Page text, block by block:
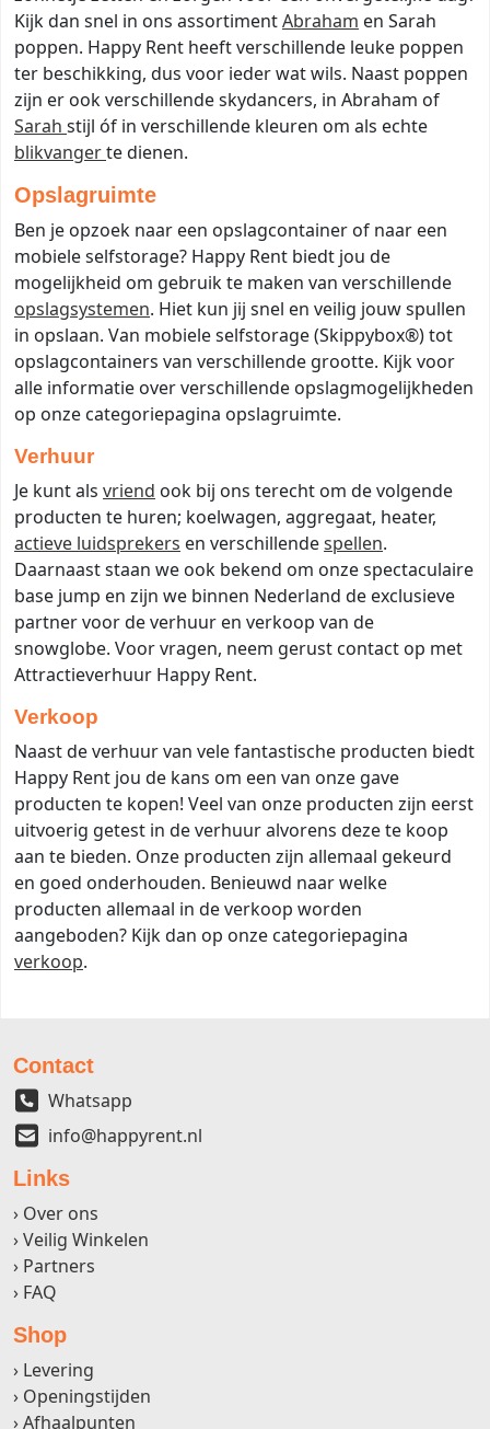
Kijk dan snel in ons assortimentAbraham en Sarah
poppen. Happy Rent heeft verschillende leuke poppen
ter beschikking, dus voor ieder wat wils. Naast poppen
zijn er ook verschillende skydancers, in Abraham of
Sarah stijl óf in verschillende kleuren om als echte
blikvangerte dienen.
Opslagruimte
Ben je opzoek naar een opslagcontainer of naar een
mobiele selfstorage? Happy Rent biedt jou de
mogelijkheid om gebruik te maken van verschillende
opslagsystemen. Hiet kun jij snel en veilig jouw spullen
in opslaan. Van mobiele selfstorage (Skippybox®) tot
opslagcontainers van verschillende grootte. Kijk voor
alle informatie over verschillende opslagmogelijkheden
op onze categoriepagina opslagruimte.
Verhuur
Je kunt als vriend ook bij ons terecht om de volgende
producten te huren; koelwagen, aggregaat, heater,
actieve luidsprekers en verschillendespellen.
Daarnaast staan we ook bekend om onze spectaculaire
base jump en zijn we binnen Nederland de exclusieve
partner voor de verhuur en verkoop van de
snowglobe. Voor vragen, neem gerust contact op met
Attractieverhuur Happy Rent.
Verkoop
Naast de verhuur van vele fantastische producten biedt
Happy Rent jou de kans om een van onze gave
producten te kopen! Veel van onze producten zijn eerst
uitvoerig getest in de verhuur alvorens deze te koop
aan te bieden. Onze producten zijn allemaal gekeurd
en goed onderhouden. Benieuwd naar welke
producten allemaal in de verkoop worden
aangeboden? Kijk dan op onze categoriepagina
verkoop.
Contact
Whatsapp
info@happyrent.nl
Links
Over ons
Veilig Winkelen
Partners
FAQ
Shop
Levering
Openingstijden
Afhaalpunten